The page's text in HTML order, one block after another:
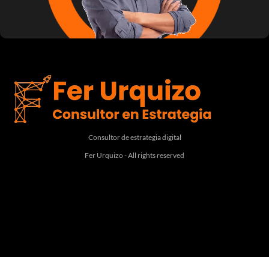
Consultor de estrategia digital
Fer Urquizo - All rights reserved